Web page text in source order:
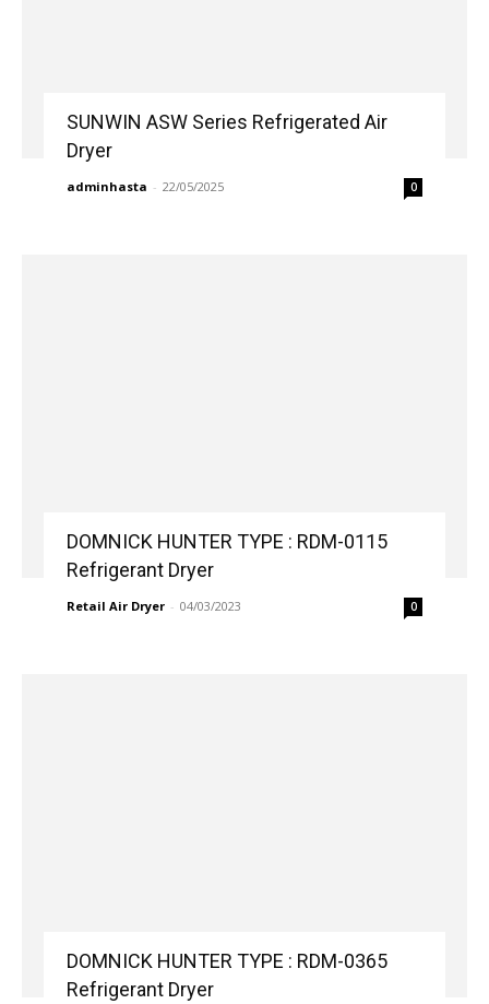
SUNWIN ASW Series Refrigerated Air
Dryer
adminhasta - 22/05/2025 0
DOMNICK HUNTER TYPE : RDM-0115
Refrigerant Dryer
Retail Air Dryer - 04/03/2023 0
DOMNICK HUNTER TYPE : RDM-0365
Refrigerant Dryer